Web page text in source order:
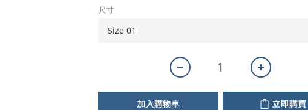
尺寸
加入購物車 立即購買